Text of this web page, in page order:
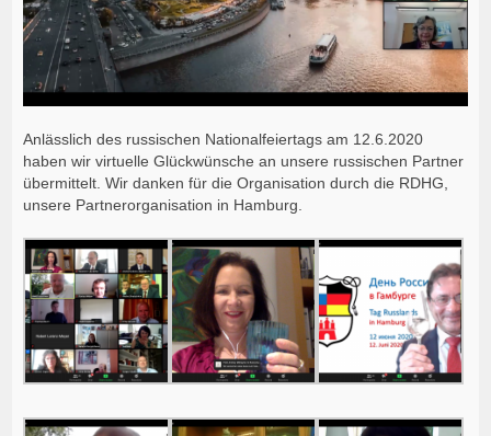
Anlässlich des russischen Nationalfeiertags am 12.6.2020
haben wir virtuelle Glückwünsche an unsere russischen Partner
übermittelt. Wir danken für die Organisation durch die RDHG,
unsere Partnerorganisation in Hamburg.